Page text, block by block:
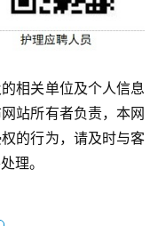
相关单位及个人信息
站所有者负责，本网
的行为，请及时与客
理。